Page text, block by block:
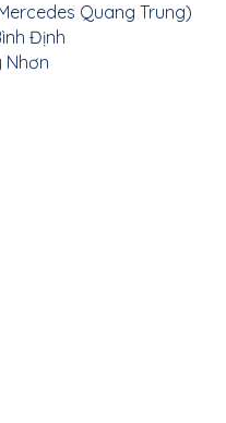
Quang Trung)
Định
Nhơn